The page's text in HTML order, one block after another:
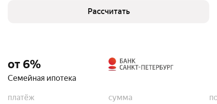
Рассчитать
от 6%
Семейная ипотека
платёж
сумма